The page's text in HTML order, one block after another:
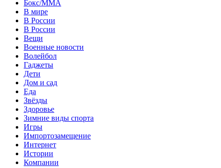
Бокс/MMA
В мире
В России
В России
Вещи
Военные новости
Волейбол
Гаджеты
Дети
Дом и сад
Еда
Звёзды
Здоровье
Зимние виды спорта
Игры
Импортозамещение
Интернет
Истории
Компании